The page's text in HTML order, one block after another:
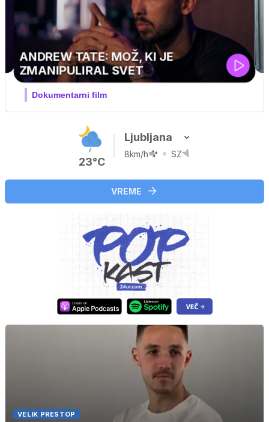
23°C
Ljubljana
8km/h SZ
VREME
VELIK PRESTOP